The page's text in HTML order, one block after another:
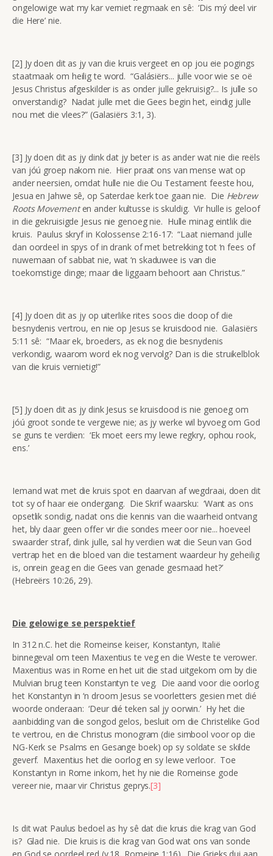
ongelowige wat my kar verniet regmaak en sê: ‘Dis mý deel vir
die Here’ nie.
[2] Jy doen dit as jy van die kruis vergeet en op jou eie pogings
staatmaak om heilig te word. “Galásiërs... julle voor wie se oë
Jesus Christus afgeskilder is as onder julle gekruisig?... Is julle so
onverstandig? Nadat julle met die Gees begin het, eindig julle
nou met die vlees?” (Galasiërs 3:1, 3).
[3] Jy doen dit as jy dink dat jy beter is as ander wat nie die reëls
van jóú groep nakom nie. Hier praat ons van mense wat op
ander neersien, omdat hulle nie die Ou Testament feeste hou,
Jesua en Jahwe sê, op Saterdae kerk toe gaan nie. Die Hebrew
Roots Movementen ander kultusse is skuldig. Vir hulle is geloof
in die gekruisigde Jesus nie genoeg nie. Hulle minag eintlik die
kruis. Paulus skryf in Kolossense 2:16-17: “Laat niemand julle
dan oordeel in spys of in drank of met betrekking tot ‘n fees of
nuwemaan of sabbat nie, wat ‘n skaduwee is van die
toekomstige dinge; maar die liggaam behoort aan Christus.”
[4] Jy doen dit as jy op uiterlike rites soos die doop of die
besnydenis vertrou, en nie op Jesus se kruisdood nie. Galasiërs
5:11 sê: “Maar ek, broeders, as ek nog die besnydenis
verkondig, waarom word ek nog vervolg? Dan is die struikelblok
van die kruis vernietig!”
[5] Jy doen dit as jy dink Jesus se kruisdood is nie genoeg om
jóú groot sonde te vergewe nie; as jy werke wil byvoeg om God
se guns te verdien: ‘Ek moet eers my lewe regkry, ophou rook,
ens.’
Iemand wat met die kruis spot en daarvan af wegdraai, doen dit
tot sy of haar eie ondergang. Die Skrif waarsku: ‘Want as ons
opsetlik sondig, nadat ons die kennis van die waarheid ontvang
het, bly daar geen offer vir die sondes meer oor nie... hoeveel
swaarder straf, dink julle, sal hy verdien wat die Seun van God
vertrap het en die bloed van die testament waardeur hy geheilig
is, onrein geag en die Gees van genade gesmaad het?’
(Hebreërs 10:26, 29).
Die gelowige se perspektief
In 312 n.C. het die Romeinse keiser, Konstantyn, Italië
binnegeval om teen Maxentius te veg en die Weste te verower.
Maxentius was in Rome en het uit die stad uitgekom om by die
Mulvian brug teen Konstantyn te veg. Die aand voor die oorlog
het Konstantyn in ‘n droom Jesus se voorletters gesien met dié
woorde onderaan: ‘Deur dié teken sal jy oorwin.’ Hy het die
aanbidding van die songod gelos, besluit om die Christelike God
te vertrou, en die Christus monogram (die simbool voor op die
NG-Kerk se Psalms en Gesange boek) op sy soldate se skilde
geverf. Maxentius het die oorlog en sy lewe verloor. Toe
Konstantyn in Rome inkom, het hy nie die Romeinse gode
vereer nie, maar vir Christus geprys.[3]
Is dit wat Paulus bedoel as hy sê dat die kruis die krag van God
is? Glad nie. Die kruis is die krag van God wat ons van sonde